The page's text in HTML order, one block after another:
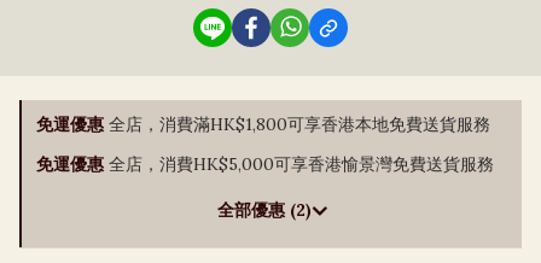
免運優惠 全店，消費滿HK$1,800可享香港本地免費送貨服務
免運優惠 全店，消費HK$5,000可享香港愉景灣免費送貨服務
全部優惠 (2)